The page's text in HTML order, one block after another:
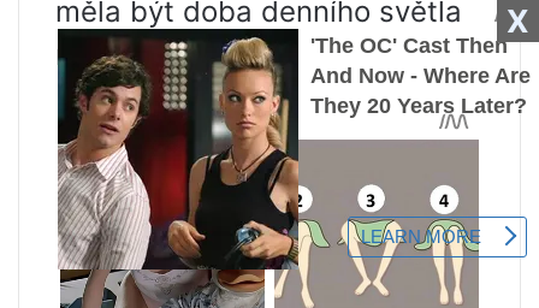
X
měla být doba denního světla
rostliny.